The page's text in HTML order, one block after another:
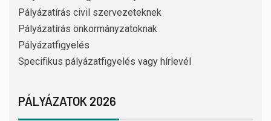
Pályázatírás civil szervezeteknek
Pályázatírás önkormányzatoknak
Pályázatfigyelés
Specifikus pályázatfigyelés vagy hírlevél
PÁLYÁZATOK 2026